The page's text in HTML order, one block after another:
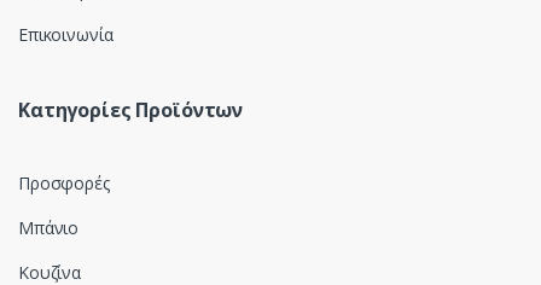
Επικοινωνία
Κατηγορίες Προϊόντων
Προσφορές
Μπάνιο
Κουζίνα